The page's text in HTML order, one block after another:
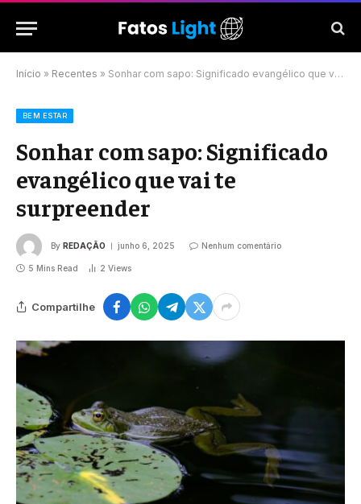
Início » Recentes » Sonhar com sapo: Significado evangélico que vai te surpreender
BEM ESTAR
Sonhar com sapo: Significado
evangélico que vai te
surpreender
By REDAÇÃO junho 6, 2025 Nenhum comentário
5 Mins Read 2 Views
Compartilhe